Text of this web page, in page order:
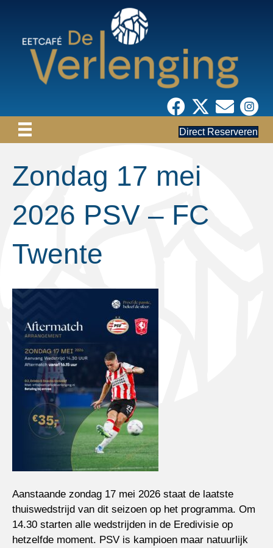
Direct Reserveren
Zondag 17 mei
2026 PSV – FC
Twente
Aanstaande zondag 17 mei 2026 staat de laatste
thuiswedstrijd van dit seizoen op het programma. Om
14.30 starten alle wedstrijden in de Eredivisie op
hetzelfde moment. PSV is kampioen maar natuurlijk